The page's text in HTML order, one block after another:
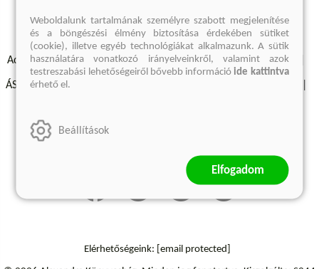
Adatvédelmi szabályzatok Elállási felmondási nyilatkozat
ÁSZF - Vásárlási feltételek
Szállítási információk
Elérhetőségeink: [email protected]
Weboldalunk tartalmának személyre szabott megjelenítése
és a böngészési élmény biztosítása érdekében sütiket
(cookie), illetve egyéb technológiákat alkalmazunk. A sütik
használatára vonatkozó irányelveinkről, valamint azok
testreszabási lehetőségeiről bővebb információide kattintva
érhető el.
Beállítások
Elfogadom